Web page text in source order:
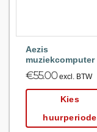
Aezis
muziekcomputer
€55.00excl. BTW
Kies
huurperiode